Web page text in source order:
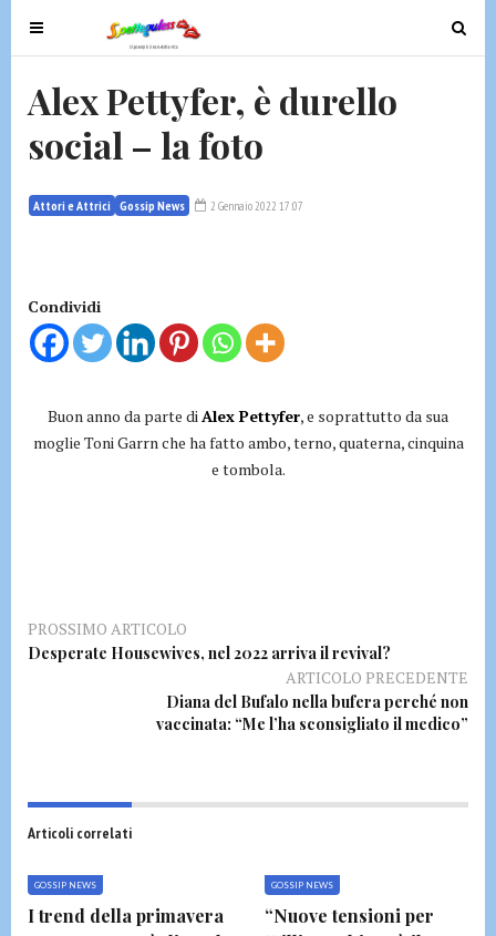
T
o
g
e
a
a
t
T
o
Alex Pettyfer, è durello
social – la foto
Attori e Attrici Gossip News 2 Gennaio 2022 17:07
Condividi
Buon anno da parte diAlex Pettyfer, e soprattutto da sua
moglie Toni Garrn che ha fatto ambo, terno, quaterna, cinquina
e tombola.
PROSSIMO ARTICOLO
Desperate Housewives, nel 2022 arriva il revival?
ARTICOLO PRECEDENTE
Diana del Bufalo nella bufera perché non
vaccinata: “Me l’ha sconsigliato il medico”
Articoli correlati
GOSSIP NEWS
I trend della primavera
GOSSIP NEWS
“Nuove tensioni per